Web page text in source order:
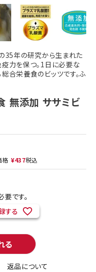
35年の研究から生まれた
力を保つ。1日に必要な
合栄養食のビッツです。ふ
無添加 ササミビ
格 ¥437税込
です。
する
る
返品について